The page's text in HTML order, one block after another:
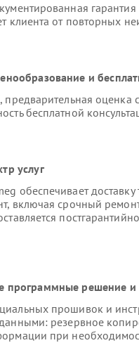
клиента от повторных
и
оценка
бесплатной
услуг
обеспечивает
включая срочный
программные решение
прошивок и
резервное
при